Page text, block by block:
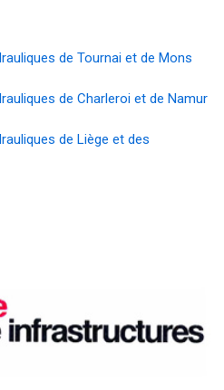
de Tournai et de Mons
de Charleroi et de Namur
de Liège et des